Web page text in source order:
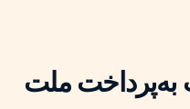
به‌پرداخت ملت